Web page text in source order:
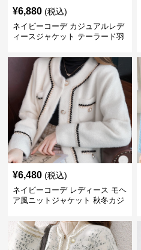
¥6,880 (税込)
ネイビーコーデ カジュアルレデ
ィースジャケット テーラード羽
¥6,480 (税込)
ネイビーコーデ レディース モヘ
ア風ニットジャケット 秋冬カジ